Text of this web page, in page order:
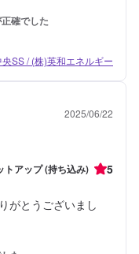
確でした
SS / (株)英和エネルギー
2025/06/22
トアップ (持ち込み) 5
がとうございまし